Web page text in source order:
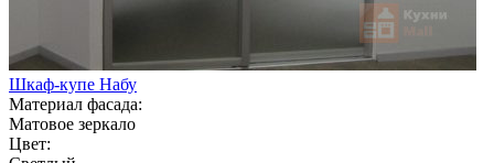
Шкаф-купе Набу
Материал фасада:
Матовое зеркало
Цвет: